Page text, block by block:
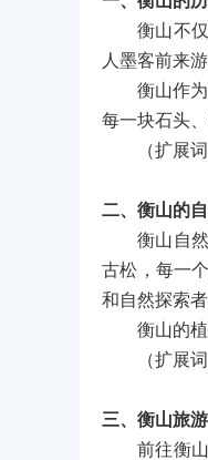
衡山不
人墨客前来
衡山作
每一块石头
（扩展
二、衡山的
衡山自
古松，每一
和自然探索者
衡山的
（扩展
三、衡山旅
前往衡